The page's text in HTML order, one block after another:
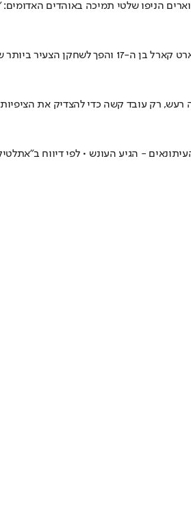
האולטראס של הבווארים הניפו שלטי
הבווארים נקלעו לפיגור, אך הצליחו להתאושש
רעש, רק עובד קשה כדי להצדיק את
- הגיע העונש • לפי דיווח